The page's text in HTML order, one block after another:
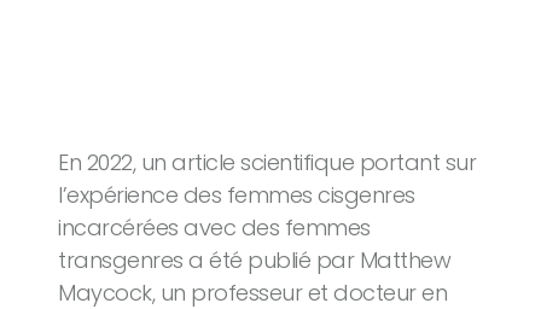
En 2022, un article scientifique portant sur
l’expérience des femmes cisgenres
incarcérées avec des femmes
transgenres a été publié par Matthew
Maycock, un professeur et docteur en